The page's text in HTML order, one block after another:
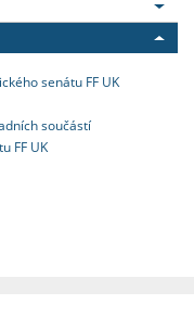
senátu FF UK
součástí
FF UK